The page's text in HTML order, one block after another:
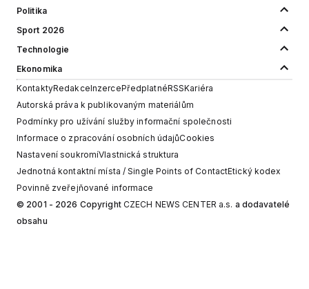
Politika
Sport 2026
Technologie
Ekonomika
KontaktyRedakceInzercePředplatnéRSSKariéra
Autorská práva k publikovaným materiálům
Podmínky pro užívání služby informační společnosti
Informace o zpracování osobních údajůCookies
Nastavení soukromíVlastnická struktura
Jednotná kontaktní místa / Single Points of ContactEtický kodex
Povinně zveřejňované informace
© 2001 - 2026 Copyright CZECH NEWS CENTER a.s. a dodavatelé
obsahu